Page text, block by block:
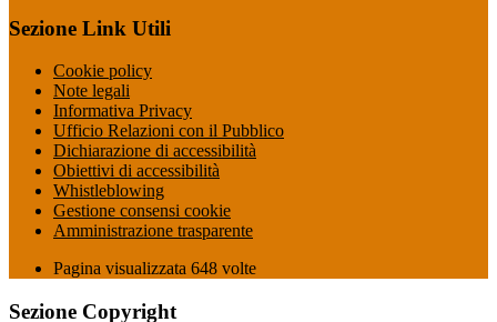
Sezione Link Utili
Cookie policy
Note legali
Informativa Privacy
Ufficio Relazioni con il Pubblico
Dichiarazione di accessibilità
Obiettivi di accessibilità
Whistleblowing
Gestione consensi cookie
Amministrazione trasparente
Pagina visualizzata 648 volte
Sezione Copyright